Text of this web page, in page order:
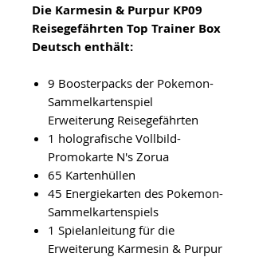
Die Karmesin & Purpur KP09
Reisegefährten Top Trainer Box
Deutsch enthält:
9 Boosterpacks der Pokemon-
Sammelkartenspiel
Erweiterung Reisegefährten
1 holografische Vollbild-
Promokarte N's Zorua
65 Kartenhüllen
45 Energiekarten des Pokemon-
Sammelkartenspiels
1 Spielanleitung für die
Erweiterung Karmesin & Purpur